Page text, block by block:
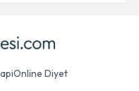
Online Diyet